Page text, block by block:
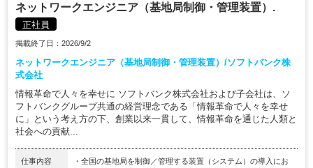
ネットワークエンジニア（基地局制御・管理装置）.
正社員
掲載終了日：2026/9/2
ネットワークエンジニア（基地局制御・管理装置）/ソフトバンク株
式会社
情報革命で人々を幸せに ソフトバンク株式会社および子会社は、ソ
フトバンクグループ共通の経営理念である「情報革命で人々を幸せ
に」という考え方の下、創業以来一貫して、情報革命を通じた人類と
社会への貢献...
仕事内容
・全国の基地局を制御／管理する装置（システム）の導入にお